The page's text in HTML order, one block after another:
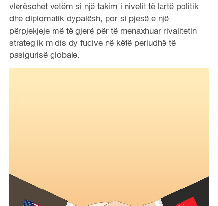
vlerësohet vetëm si një takim i nivelit të lartë politik
dhe diplomatik dypalësh, por si pjesë e një
përpjekjeje më të gjerë për të menaxhuar rivalitetin
strategjik midis dy fuqive në këtë periudhë të
pasigurisë globale.